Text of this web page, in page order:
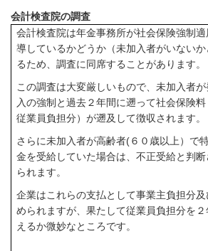
会計検査院の調査
会計検査院は年金事務所が社会保険強制
導しているかどうか（未加入者がいない
るため、調査に同席することがあります。
この調査は大変厳しいもので、未加入者
入の強制と過去２年間に遡って社会保険
従業員負担分）が遡及して徴収されます。
さらに未加入者が高齢者(６０歳以上）で
金を受給していた場合は、不正受給と判
られます。
企業はこれらの支払として事業主負担分
められますが、果たして従業員負担分を
えるか微妙なところです。